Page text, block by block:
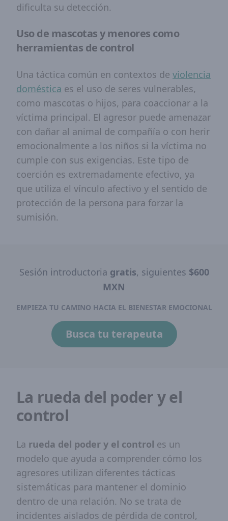
dificulta su detección.
Uso de mascotas y menores como
herramientas de control
Una táctica común en contextos de violencia
doméstica es el uso de seres vulnerables,
como mascotas o hijos, para coaccionar a la
víctima principal. El agresor puede amenazar
con dañar al animal de compañía o con herir
emocionalmente a los niños si la víctima no
cumple con sus exigencias. Este tipo de
coerción es extremadamente efectivo, ya
que utiliza el vínculo afectivo y el sentido de
protección de la persona para forzar la
sumisión.
Sesión introductoria gratis, siguientes $600
MXN
EMPIEZA TU CAMINO HACIA EL BIENESTAR EMOCIONAL
Busca tu terapeuta
La rueda del poder y el
control
La rueda del poder y el control es un
modelo que ayuda a comprender cómo los
agresores utilizan diferentes tácticas
sistemáticas para mantener el dominio
dentro de una relación. No se trata de
incidentes aislados de pérdida de control,